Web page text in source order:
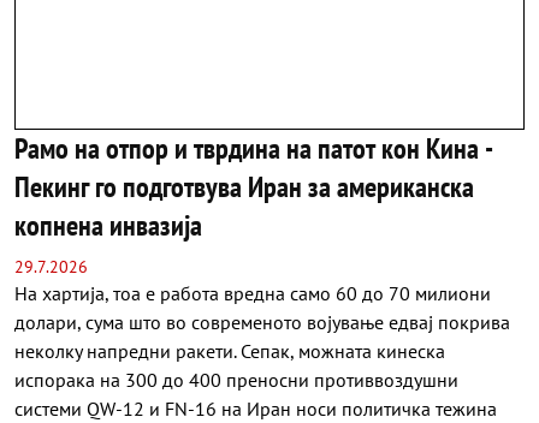
Рамо на отпор и тврдина на патот кон Кина -
Пекинг го подготвува Иран за американска
копнена инвазија
29.7.2026
На хартија, тоа е работа вредна само 60 до 70 милиони
долари, сума што во современото војување едвај покрива
неколку напредни ракети. Сепак, можната кинеска
испорака на 300 до 400 преносни противвоздушни
системи QW-12 и FN-16 на Иран носи политичка тежина